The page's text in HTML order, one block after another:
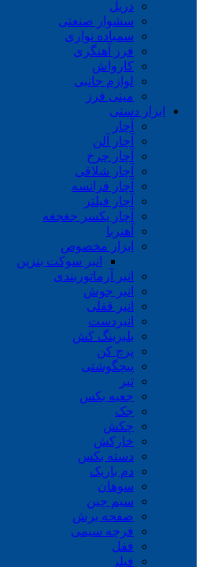
دریل
سشوار صنعتی
سمباده نواری
فرز آهنگری
کارواش
لوازم جانبی
مینی فرز
ابزار دستی
آچار
آچار آلن
آچار چرخ
آچار شلاقی
آچار فرانسه
آچار فیلتر
آچار یکسر جغجغه
آهنربا
ابزار مخصوص
انبر سوکت بنزین
انبر آرماتوربندی
انبر جوش
انبر قفلی
انبردست
بلبرینگ کش
پرچ کن
پیچگوشتی
تبر
جعبه بکس
جک
چکش
خارکش
دسته بکس
دم باریک
سوهان
سیم چین
صفحه برش
فرچه سیمی
ففل
فیلر